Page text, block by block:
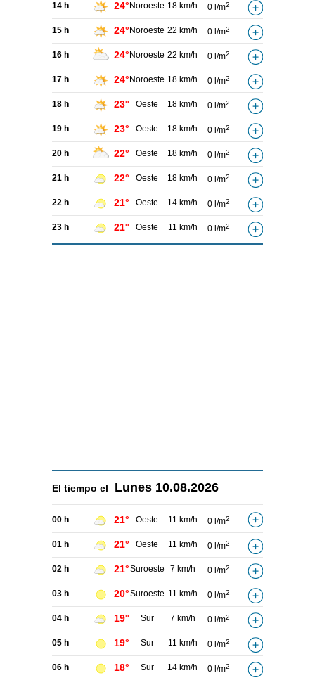
14 h 24° Noroeste 18 km/h 0 l/m2
15 h 24° Noroeste 22 km/h 0 l/m2
16 h 24° Noroeste 22 km/h 0 l/m2
17 h 24° Noroeste 18 km/h 0 l/m2
18 h 23° Oeste 18 km/h 0 l/m2
19 h 23° Oeste 18 km/h 0 l/m2
20 h 22° Oeste 18 km/h 0 l/m2
21 h 22° Oeste 18 km/h 0 l/m2
22 h 21° Oeste 14 km/h 0 l/m2
23 h 21° Oeste 11 km/h 0 l/m2
El tiempo el Lunes 10.08.2026
00 h 21° Oeste 11 km/h 0 l/m2
01 h 21° Oeste 11 km/h 0 l/m2
02 h 21°Suroeste 7 km/h 0 l/m2
03 h 20°Suroeste 11 km/h 0 l/m2
04 h 19° Sur 7 km/h 0 l/m2
05 h 19° Sur 11 km/h 0 l/m2
06 h 18° Sur 14 km/h 0 l/m2